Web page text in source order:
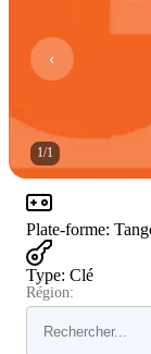
1/1
Plate-forme:
Type: Clé
Région: